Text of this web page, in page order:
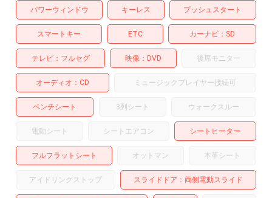
パワーウィンドウ キーレス プッシュスタート
スマートキー ETC カーナビ SD
テレビ フルセグ 映像 DVD 後席モニター
オーディオ CD ミュージックプレイヤー接続可
ベンチシート 3列シート ウォークスルー
電動シート シートエアコン シートヒーター
フルフラットシート オットマン 本革シート
アイドリングストップ スライドドア 両側電動スライド